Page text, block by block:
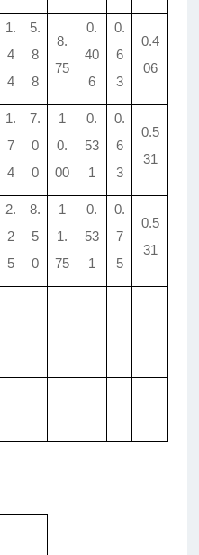
1.
4
4
5.
8
8
8.
75
0.
40
6
0.
6
3
0.4
06
1.
7
4
7.
0
0
1
0.
00
0.
53
1
0.
6
3
0.5
31
2.
2
5
8.
5
0
1
1.
75
0.
53
1
0.
7
5
0.5
31